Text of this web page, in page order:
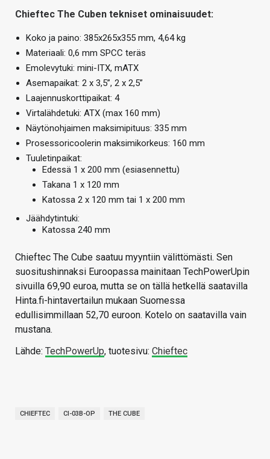
Chieftec The Cuben tekniset ominaisuudet:
Koko ja paino: 385x265x355 mm, 4,64 kg
Materiaali: 0,6 mm SPCC teräs
Emolevytuki: mini-ITX, mATX
Asemapaikat: 2 x 3,5”, 2 x 2,5”
Laajennuskorttipaikat: 4
Virtalähdetuki: ATX (max 160 mm)
Näytönohjaimen maksimipituus: 335 mm
Prosessoricoolerin maksimikorkeus: 160 mm
Tuuletinpaikat:
Edessä 1 x 200 mm (esiasennettu)
Takana 1 x 120 mm
Katossa 2 x 120 mm tai 1 x 200 mm
Jäähdytintuki:
Katossa 240 mm
Chieftec The Cube saatuu myyntiin välittömästi. Sen
suositushinnaksi Euroopassa mainitaan TechPowerUpin
sivuilla 69,90 euroa, mutta se on tällä hetkellä saatavilla
Hinta.fi-hintavertailun mukaan Suomessa
edullisimmillaan 52,70 euroon. Kotelo on saatavilla vain
mustana.
Lähde: TechPowerUp, tuotesivu: Chieftec
CHIEFTEC CI-03B-OP THE CUBE